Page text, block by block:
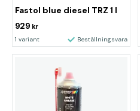
Fastol blue diesel TRZ 1 l
929 kr
1 variant Beställningsvara